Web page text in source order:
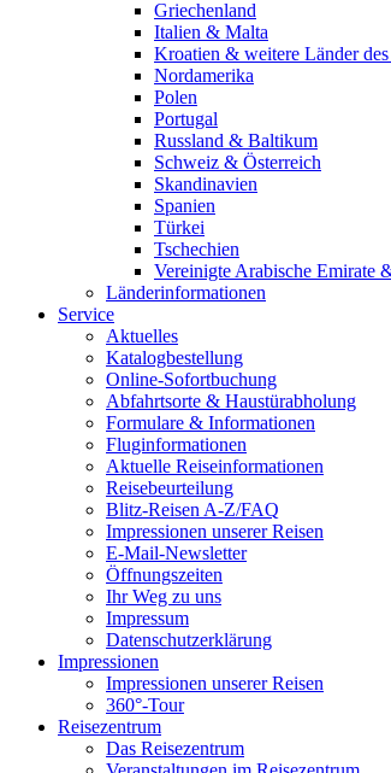
Griechenland
Italien & Malta
Kroatien & weitere Länder
Nordamerika
Polen
Portugal
Russland & Baltikum
Schweiz & Österreich
Skandinavien
Spanien
Türkei
Tschechien
Vereinigte Arabische Emirate
Länderinformationen
Service
Aktuelles
Katalogbestellung
Online-Sofortbuchung
Abfahrtsorte & Haustürabholung
Formulare & Informationen
Fluginformationen
Aktuelle Reiseinformationen
Reisebeurteilung
Blitz-Reisen A-Z/FAQ
Impressionen unserer Reisen
E-Mail-Newsletter
Öffnungszeiten
Ihr Weg zu uns
Impressum
Datenschutzerklärung
Impressionen
Impressionen unserer Reisen
360°-Tour
Reisezentrum
Das Reisezentrum